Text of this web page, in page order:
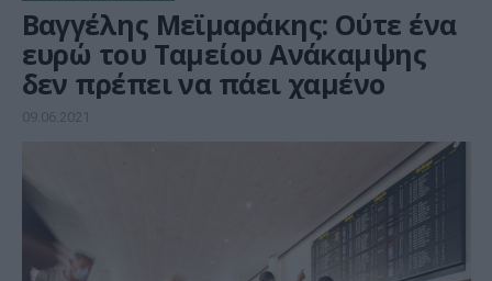
Βαγγέλης Μεϊμαράκης: Ούτε ένα
ευρώ του Ταμείου Ανάκαμψης
δεν πρέπει να πάει χαμένο
09.06.2021